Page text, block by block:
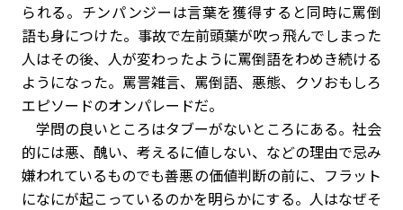
られる。チンパンジーは言葉を獲得すると同時に罵倒
語も身につけた。事故で左前頭葉が吹っ飛んでしまった
人はその後、人が変わったように罵倒語をわめき続ける
ようになった。罵詈雑言、罵倒語、悪態、クソおもしろ
エピソードのオンパレードだ。
学問の良いところはタブーがないところにある。社会
的には悪、醜い、考えるに値しない、などの理由で忌み
嫌われているものでも善悪の価値判断の前に、フラット
になにが起こっているのかを明らかにする。人はなぜそ